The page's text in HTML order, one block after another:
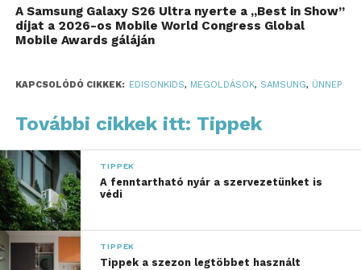
hogy valós társadalmi és környezeti problémákra
keressenek megoldásokat kreatív csapatmunkában,
szakértői mentorálással. A 7-12. osztályos diákok
Társulat vagy Szerémi Péter vezette kommunikációs
keresztül fejlődhetnek, miközben egy jobb világ
szolgálatába állíthatják a technológia iránti
érdeklődésüket és empátiájukat. A program nem
csak a diákoknak jelent meghatározó élményt – az
őket támogató tanárokra és mentorokra is fontos
hatással van, mind az évadról évadra visszatérőkre,
mind az idén csatlakozókra. A jubileumi, május 30-i
A Samsung Galaxy S26 Ultra nyerte a „Best in Show”
díjat a 2026-os Mobile World Congress Global
Mobile Awards gáláján
KAPCSOLÓDÓ CIKKEK: EDISONKIDS, MEGOLDÁSOK, SAMSUNG, ÜNNEP
További cikkek itt: Tippek
TIPPEK
A fenntartható nyár a szervezetünket is
védi
TIPPEK
Tippek a szezon legtöbbet használt